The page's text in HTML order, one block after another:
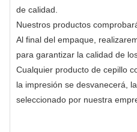
de calidad.
Nuestros productos
Al final del empaque,
para garantizar la calidad de
Cualquier producto de cepillo
la impresión se desvanecerá,
seleccionado por nuestra